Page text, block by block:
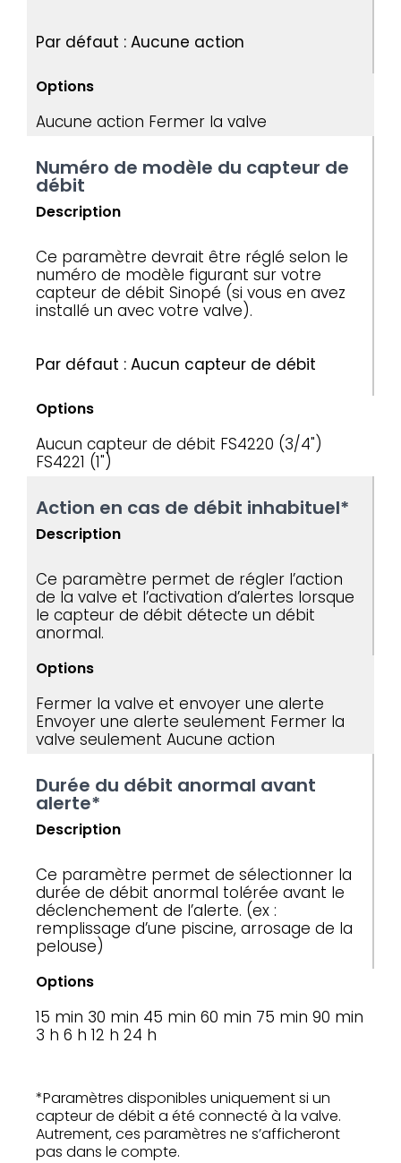
Par défaut : Aucune action
Options
Aucune action Fermer la valve
Numéro de modèle du capteur de
débit
Description
Ce paramètre devrait être réglé selon le
numéro de modèle figurant sur votre
capteur de débit Sinopé (si vous en avez
installé un avec votre valve).
Par défaut : Aucun capteur de débit
Options
Aucun capteur de débit FS4220 (3/4")
FS4221 (1")
Action en cas de débit inhabituel*
Description
Ce paramètre permet de régler l’action
de la valve et l’activation d’alertes lorsque
le capteur de débit détecte un débit
anormal.
Options
Fermer la valve et envoyer une alerte
Envoyer une alerte seulement Fermer la
valve seulement Aucune action
Durée du débit anormal avant
alerte*
Description
Ce paramètre permet de sélectionner la
durée de débit anormal tolérée avant le
déclenchement de l’alerte. (ex :
remplissage d’une piscine, arrosage de la
pelouse)
Options
15 min 30 min 45 min 60 min 75 min 90 min
3 h 6 h 12 h 24 h
*Paramètres disponibles uniquement si un
capteur de débit a été connecté à la valve.
Autrement, ces paramètres ne s’afficheront
pas dans le compte.